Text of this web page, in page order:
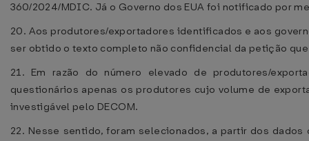
360/2024/MDIC. Já o Governo dos EUA foi notificado por
20. Aos produtores/exportadores identificados e aos
ser obtido o texto completo não confidencial da petição
21. Em razão do número elevado de produtores/
questionários apenas os produtores cujo volume de
investigável pelo DECOM.
22. Nesse sentido, foram selecionados, a partir dos